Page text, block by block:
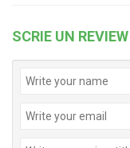
SCRIE UN REVIEW